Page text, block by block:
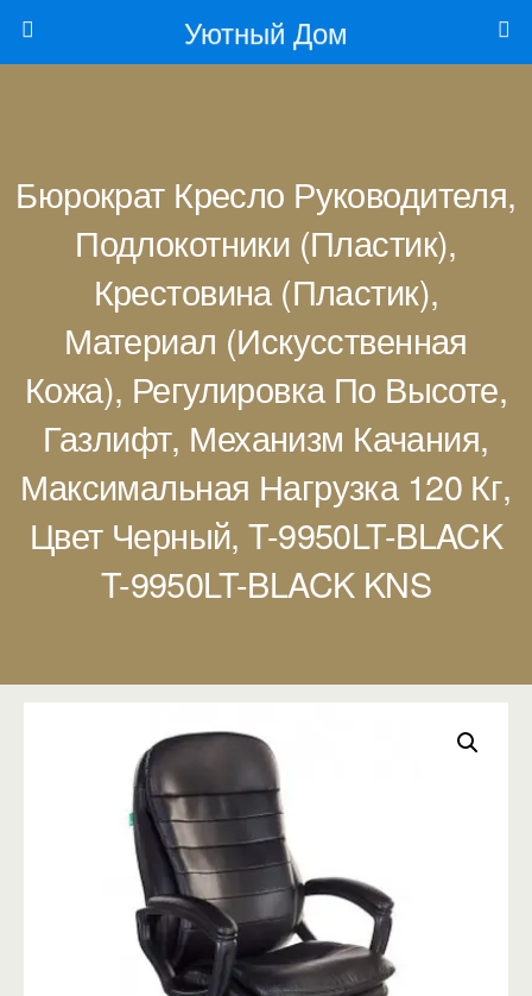
Уютный Дом
Бюрократ Кресло Руководителя,
Подлокотники (пластик),
Крестовина (пластик),
Материал (искусственная
Кожа), Регулировка По Высоте,
Газлифт, Механизм Качания,
Максимальная Нагрузка 120 Кг,
Цвет Черный, T-9950LT-BLACK
T-9950LT-BLACK KNS